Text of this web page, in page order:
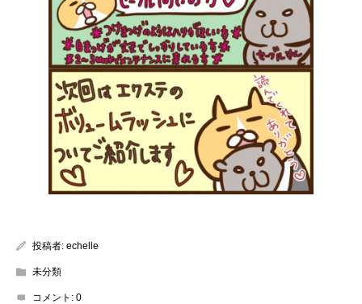
投稿者: echelle
未分類
コメント: 0